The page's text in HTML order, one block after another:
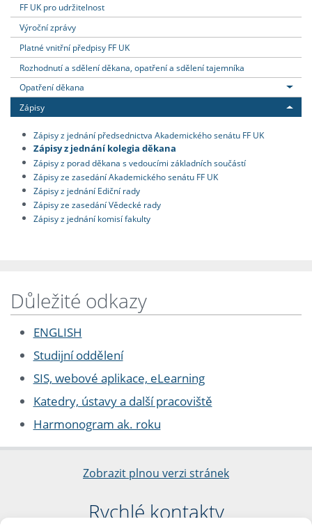
FF UK pro udržitelnost
Výroční zprávy
Platné vnitřní předpisy FF UK
Rozhodnutí a sdělení děkana, opatření a sdělení tajemníka
Opatření děkana
Zápisy
Zápisy z jednání předsednictva Akademického senátu FF UK
Zápisy z jednání kolegia děkana
Zápisy z porad děkana s vedoucími základních součástí
Zápisy ze zasedání Akademického senátu FF UK
Zápisy z jednání Ediční rady
Zápisy ze zasedání Vědecké rady
Zápisy z jednání komisí fakulty
Důležité odkazy
ENGLISH
Studijní oddělení
SIS, webové aplikace, eLearning
Katedry, ústavy a další pracoviště
Harmonogram ak. roku
Zobrazit plnou verzi stránek
Rychlé kontakty